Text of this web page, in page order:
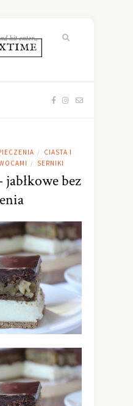
/
CIASTA I
/ SERNIKI
bez